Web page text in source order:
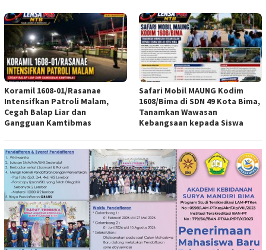
Koramil 1608-01/Rasanae
Intensifkan Patroli Malam,
Cegah Balap Liar dan
Gangguan Kamtibmas
Safari Mobil MAUNG Kodim
1608/Bima di SDN 49 Kota Bima,
Tanamkan Wawasan
Kebangsaan kepada Siswa